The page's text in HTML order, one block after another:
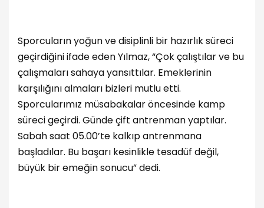
Sporcuların yoğun ve disiplinli bir hazırlık süreci
geçirdiğini ifade eden Yılmaz, “Çok çalıştılar ve bu
çalışmaları sahaya yansıttılar. Emeklerinin
karşılığını almaları bizleri mutlu etti.
Sporcularımız müsabakalar öncesinde kamp
süreci geçirdi. Günde çift antrenman yaptılar.
Sabah saat 05.00’te kalkıp antrenmana
başladılar. Bu başarı kesinlikle tesadüf değil,
büyük bir emeğin sonucu” dedi.